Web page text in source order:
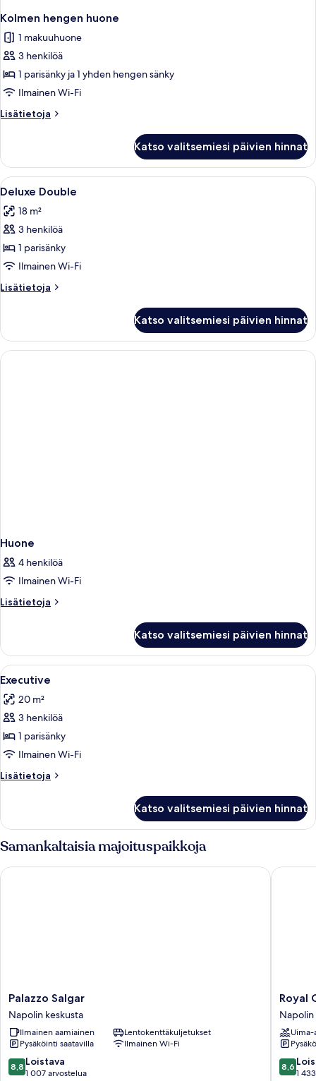
Kolmen hengen huone
1 makuuhuone
3 henkilöä
1 parisänky ja 1 yhden hengen sänky
Ilmainen Wi-Fi
Lisätietoja
Lisätietoja
huone
Katso valitsemiesi päivien hinnat
Avaa
kaikki
huonetyypin
Deluxe
Double
kuvat
Minibaari, tallelokero huoneessa,
5
Deluxe Double
18 m²
3 henkilöä
1 parisänky
Ilmainen Wi-Fi
Lisätietoja
Lisätietoja
Katso valitsemiesi päivien hinnat
Huone
4 henkilöä
Ilmainen Wi-Fi
Lisätietoja
Lisätietoja
Katso valitsemiesi päivien hinnat
Avaa
kaikki
huonetyypin
Executive
kuvat
Minibaari, tallelokero huoneessa,
4
Executive
20 m²
3 henkilöä
1 parisänky
Ilmainen Wi-Fi
Lisätietoja
Lisätietoja
Katso valitsemiesi päivien hinnat
Samankaltaisia majoituspaikkoja
Palazzo
Salgar
Napolin
keskusta
Palazzo Salgar
Napolin keskusta
Ilmainen aamiainen
Lentokenttäkuljetukset
Pysäköinti saatavilla
Ilmainen Wi-Fi
8.8
kautta
8,8 Loistava
1 007 arvostelua
Palazzo Salgar
Royal
Hotel
Naples
Napolin
keskusta
Royal
Napolin
Uima-
8.6
kautta
8,6
1
Royal